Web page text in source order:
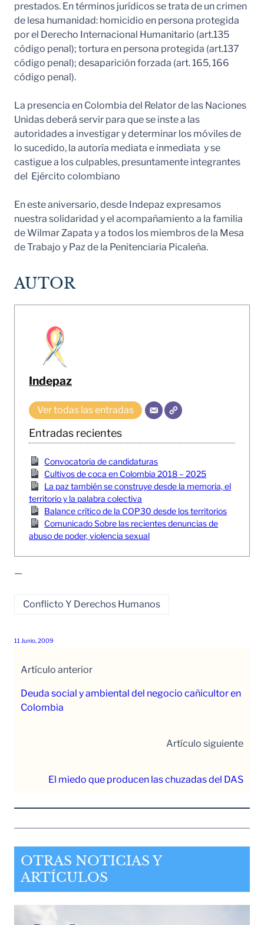
prestados. En términos jurídicos se trata de un crimen
de lesa humanidad: homicidio en persona protegida
por el Derecho Internacional Humanitario (art.135
código penal); tortura en persona protegida (art.137
código penal); desaparición forzada (art. 165, 166
código penal).
La presencia en Colombia del Relator de las Naciones
Unidas deberá servir para que se inste a las
autoridades a investigar y determinar los móviles de
lo sucedido, la autoría mediata e inmediata y se
castigue a los culpables, presuntamente integrantes
del Ejército colombiano
En este aniversario, desde Indepaz expresamos
nuestra solidaridad y el acompañamiento a la familia
de Wilmar Zapata y a todos los miembros de la Mesa
de Trabajo y Paz de la Penitenciaria Picaleña.
AUTOR
Indepaz
Ver todas las entradas
Entradas recientes
Convocatoria de candidaturas
Cultivos de coca en Colombia 2018 – 2025
La paz también se construye desde la memoria, el
territorio y la palabra colectiva
Balance crítico de la COP30 desde los territorios
Comunicado Sobre las recientes denuncias de
abuso de poder, violencia sexual
—
Conflicto Y Derechos Humanos
11 Junio, 2009
Artículo anterior
Deuda social y ambiental del negocio cañicultor en
Colombia
Artículo siguiente
El miedo que producen las chuzadas del DAS
OTRAS NOTICIAS Y
ARTÍCULOS